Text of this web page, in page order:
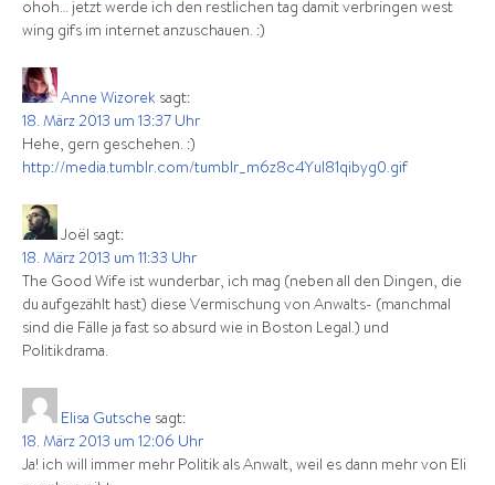
ohoh… jetzt werde ich den restlichen tag damit verbringen west
wing gifs im internet anzuschauen. :)
Anne Wizorek sagt:
18. März 2013 um 13:37 Uhr
Hehe, gern geschehen. :)
http://media.tumblr.com/tumblr_m6z8c4YuI81qibyg0.gif
Joël sagt:
18. März 2013 um 11:33 Uhr
The Good Wife ist wunderbar, ich mag (neben all den Dingen, die
du aufgezählt hast) diese Vermischung von Anwalts- (manchmal
sind die Fälle ja fast so absurd wie in Boston Legal.) und
Politikdrama.
Elisa Gutsche sagt:
18. März 2013 um 12:06 Uhr
Ja! ich will immer mehr Politik als Anwalt, weil es dann mehr von Eli